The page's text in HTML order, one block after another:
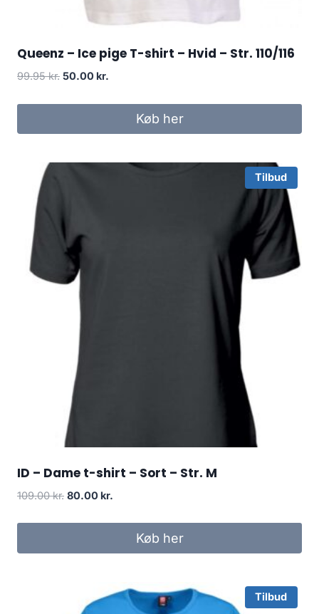
Queenz – Ice pige T-shirt – Hvid – Str. 110/116
99.95kr. Original
was:
50.00 kr.
is:
50.00 kr..Køb her
Tilbud
ID – Dame t-shirt – Sort – Str. M
109.00kr. Original
80.00 kr.
80.00 kr..
Køb her
Tilbud